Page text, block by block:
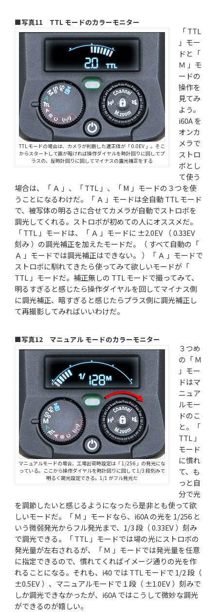
■写真11 TTL モードのカラーモニター
TTL モードの場合は、カメラが判断した適正値が「 0.0EV 」。そこ
からスタートして画が暗ければ操作ダイヤルを時計回りに回してプ
ラスの、反時計回りに回してマイナスの露光補正をする
「 TTL
」モー
ドと「
Ｍ 」モ
ードの
操作を
見てみ
よう。
i60A を
オンカ
メラで
ストロ
ボとし
て使う
場合は、「 Ａ 」、「 TTL 」、「 M 」モードの３つを使
うことになるわけだ。「 Ａ 」モードは全自動 TTL モード
で、被写体の明るさに合せてカメラが自動でストロボを
調光してくれる。ストロボが初めての人にオススメだ。
「 TTL 」モードは、「 Ａ 」モードに ±2.0EV （ 0.33EV
刻み ）の調光補正を加えたモードだ。（ すべて自動の「
Ａ 」モードでは調光補正はできない。 ）「 Ａ 」モードで
ストロボに馴れてきたら使ってみて欲しいモードが「
TTL 」モードだ。補正無しの TTL モードで撮ってみて、
明るすぎると感じたら操作ダイヤルを回してマイナス側
に調光補正、暗すぎると感じたらプラス側に調光補正し
て再撮影してみればいいわけだ。
■写真12 マニュアル モードのカラーモニター
マニュアルモードの場合、工場出荷時設定は「 1/256 」の発光にな
っている。ここから操作ダイヤルを時計回りに回して 1/3 段刻みで
明るく調光設定できる。1/1 がフル発光だ
３つめ
の「 Ｍ
」モー
ドはマ
ニュア
ルモー
ドのこ
と。「
TTL 」
モード
に慣れ
て、も
っと自
分で光
を調節したいと感じるようになったら是非とも使って欲
しいモードだ。「 Ｍ 」モードなら、i60A の光を 1/256 と
いう微弱発光からフル発光まで、1/3 段（ 0.33EV ）刻み
で調光できる。「 TTL 」モードでは場の光にストロボの
発光量が左右されるが、「 Ｍ 」モードでは発光量を任意
に指定できるので、慣れてくればイメージ通りの光を作
れることになる。それも、i40 では TTL モードで 1/2 段（
±0.5EV ）、マニュアルモードで１段（ ±1.0EV ）刻みで
しか調光できなかったが、i60A ではこうして微妙な調光
ができるのが嬉しい。